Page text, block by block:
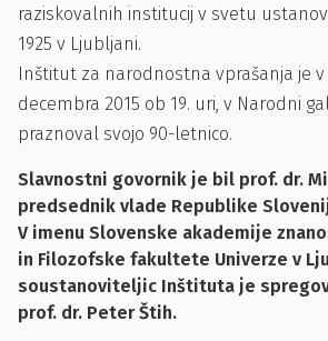
raziskovalnih institucij v svetu
1925 v Ljubljani.
Inštitut za narodnostna vprašanja je v
decembra 2015 ob 19. uri, v Narodni
praznoval svojo 90-letnico.
Slavnostni govornik je bil prof. dr.
predsednik vlade Republike
V imenu Slovenske akademije
in Filozofske fakultete Univerze v
soustanoviteljic Inštituta je
prof. dr. Peter Štih.